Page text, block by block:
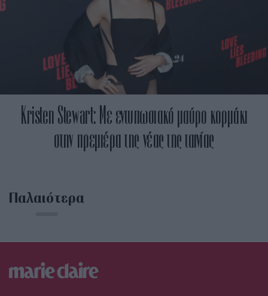
Kristen Stewart: Με εντυπωσιακό μαύρο κορμάκι
στην πρεμιέρα της νέας της ταινίας
Παλαιότερα